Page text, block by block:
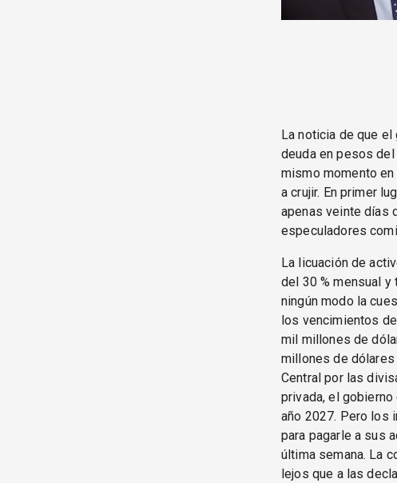
La noticia de que
deuda en pesos
mismo momento
a crujir. En primer
apenas veinte días
especuladores
La licuación de
del 30 % mensual
ningún modo la
los vencimientos
mil millones de
millones de dólares
Central por las
privada, el
año 2027. Pero los
para pagarle a sus
última semana. La
lejos que a las